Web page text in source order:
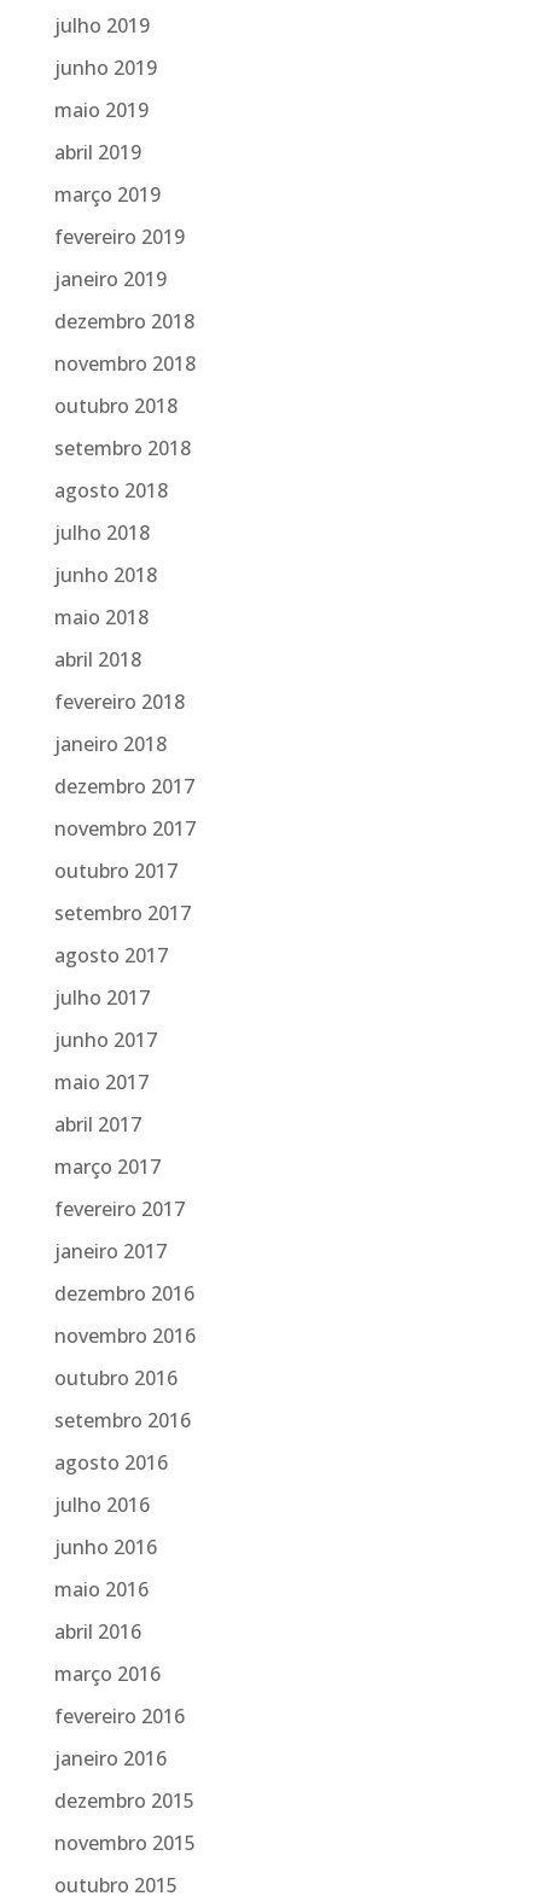
julho 2019
junho 2019
maio 2019
abril 2019
março 2019
fevereiro 2019
janeiro 2019
dezembro 2018
novembro 2018
outubro 2018
setembro 2018
agosto 2018
julho 2018
junho 2018
maio 2018
abril 2018
fevereiro 2018
janeiro 2018
dezembro 2017
novembro 2017
outubro 2017
setembro 2017
agosto 2017
julho 2017
junho 2017
maio 2017
abril 2017
março 2017
fevereiro 2017
janeiro 2017
dezembro 2016
novembro 2016
outubro 2016
setembro 2016
agosto 2016
julho 2016
junho 2016
maio 2016
abril 2016
março 2016
fevereiro 2016
janeiro 2016
dezembro 2015
novembro 2015
outubro 2015